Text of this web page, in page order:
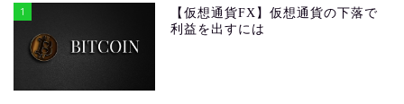
1
【仮想通貨FX】仮想通貨の下落で
利益を出すには